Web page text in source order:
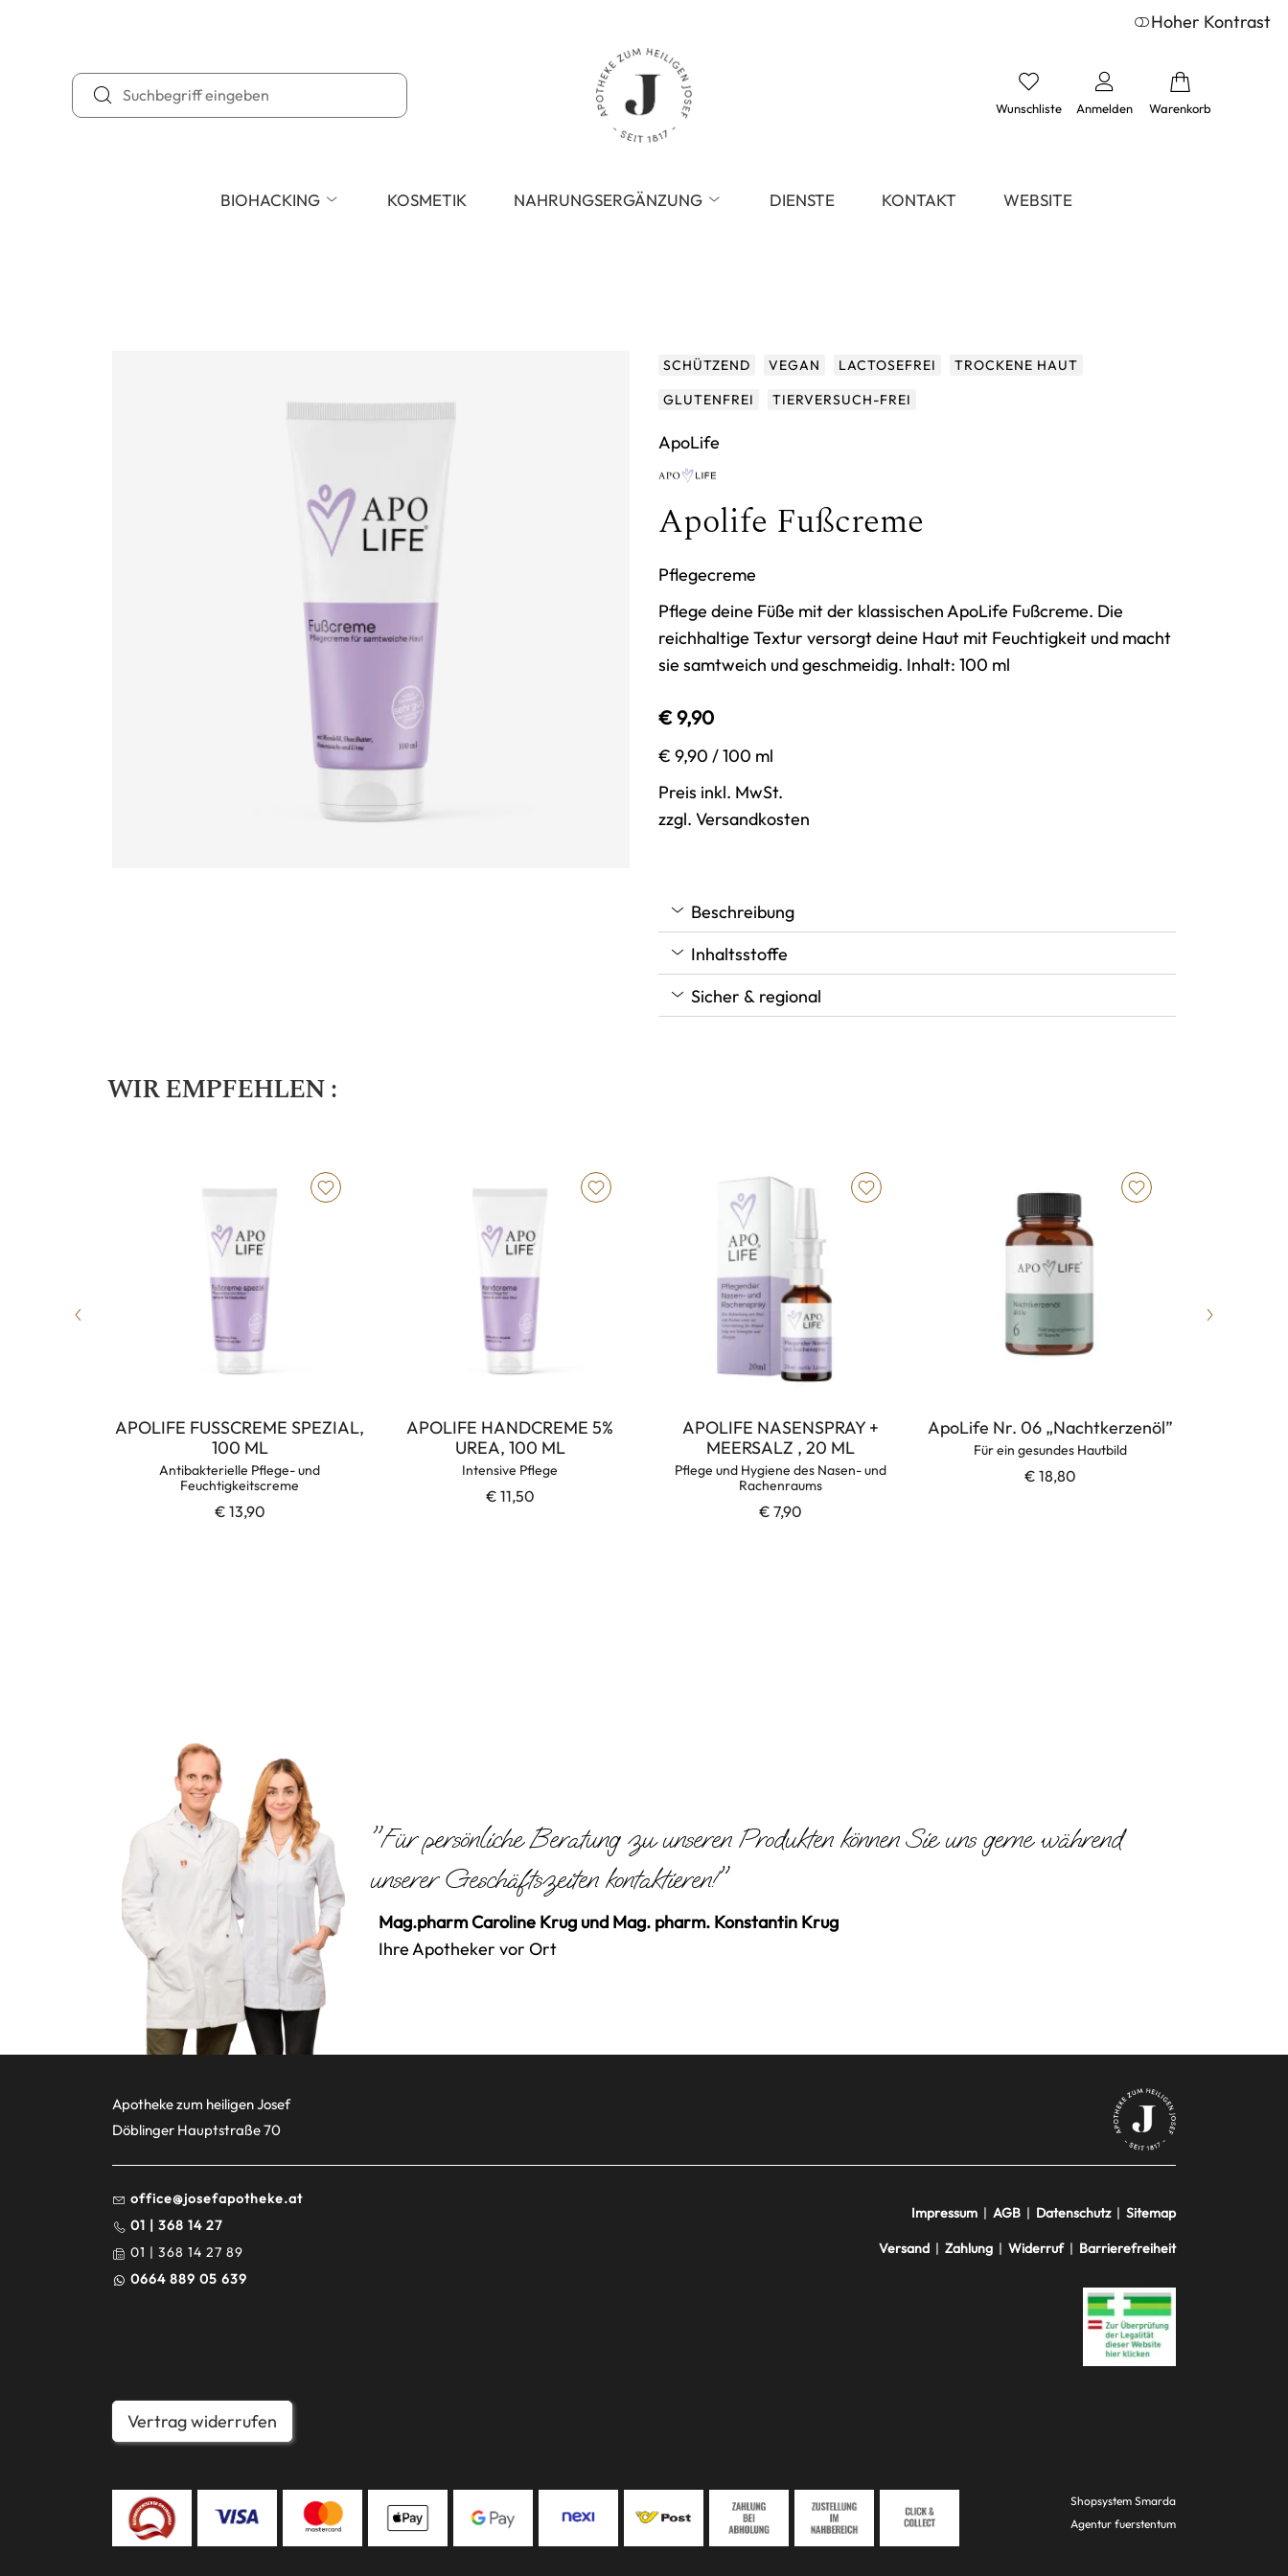
Hoher Kontrast
Wunschliste Anmelden Warenkorb
BIOHACKING KOSMETIK NAHRUNGSERGÄNZUNG DIENSTE KONTAKT WEBSITE
SCHÜTZEND VEGAN LACTOSEFREI
TROCKENE HAUT
GLUTENFREI
TIERVERSUCH-FREI
ApoLife
Apolife Fußcreme
Pflegecreme
Pflege deine Füße mit der klassischen ApoLife Fußcreme. Die
reichhaltige Textur versorgt deine Haut mit Feuchtigkeit und macht
sie samtweich und geschmeidig. Inhalt: 100 ml
€ 9,90
€ 9,90 / 100 ml
Preis inkl. MwSt.
zzgl. Versandkosten
Beschreibung
Inhaltsstoffe
Sicher & regional
WIR EMPFEHLEN :
APOLIFE FUSSCREME SPEZIAL,
100 ML
Antibakterielle Pflege- und
Feuchtigkeitscreme
€ 13,90
APOLIFE HANDCREME 5%
UREA, 100 ML
Intensive Pflege
€ 11,50
APOLIFE NASENSPRAY +
MEERSALZ , 20 ML
Pflege und Hygiene des Nasen- und
Rachenraums
€ 7,90
ApoLife Nr. 06 „Nachtkerzenöl”
Für ein gesundes Hautbild
€ 18,80
"Für persönliche Beratung zu unseren Produkten können Sie uns gerne während
unserer Geschäftszeiten kontaktieren!"
Mag.pharm Caroline Krug und Mag. pharm. Konstantin Krug
Ihre Apotheker vor Ort
Apotheke zum heiligen Josef
Döblinger Hauptstraße 70
office@josefapotheke.at
01 | 368 14 27
01 | 368 14 27 89
0664 889 05 639
Impressum| AGB| Datenschutz| Sitemap
Versand| Zahlung| Widerruf| Barrierefreiheit
Vertrag widerrufen
Shopsystem Smarda
Agentur fuerstentum